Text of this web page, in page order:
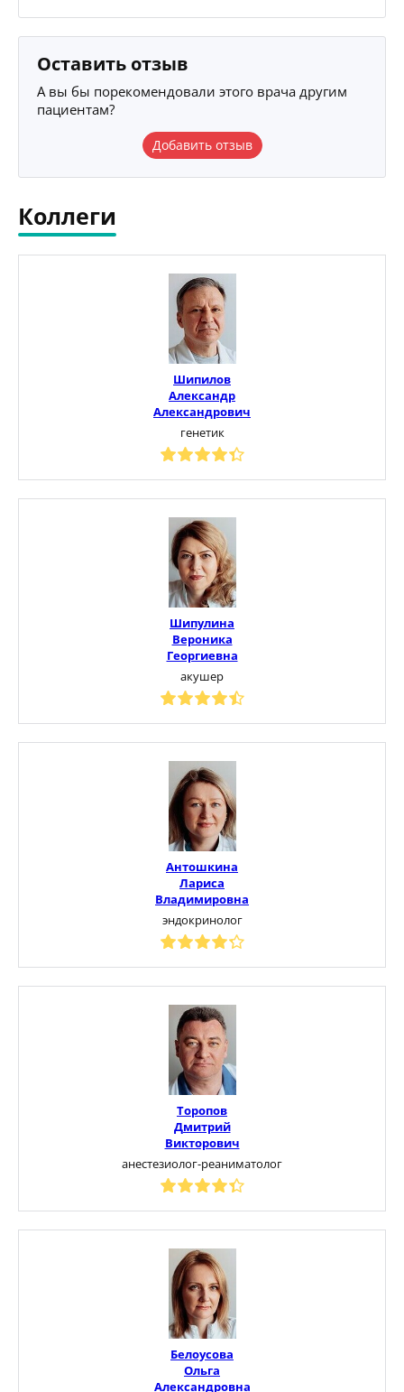
Оставить отзыв
А вы бы порекомендовали этого врача другим
пациентам?
Добавить отзыв
Коллеги
Шипилов
Александр
Александрович
генетик
Шипулина
Вероника
Георгиевна
акушер
Антошкина
Лариса
Владимировна
эндокринолог
Торопов
Дмитрий
Викторович
анестезиолог-реаниматолог
Белоусова
Ольга
Александровна